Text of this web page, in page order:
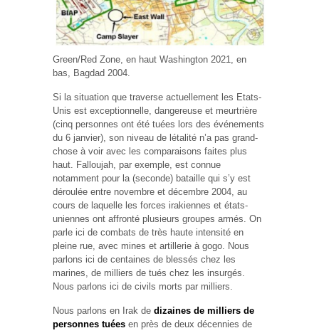
Green/Red Zone, en haut Washington 2021, en
bas, Bagdad 2004.
Si la situation que traverse actuellement les Etats-
Unis est exceptionnelle, dangereuse et meurtrière
(cinq personnes ont été tuées lors des événements
du 6 janvier), son niveau de létalité n’a pas grand-
chose à voir avec les comparaisons faites plus
haut. Falloujah, par exemple, est connue
notamment pour la (seconde) bataille qui s’y est
déroulée entre novembre et décembre 2004, au
cours de laquelle les forces irakiennes et états-
uniennes ont affronté plusieurs groupes armés. On
parle ici de combats de très haute intensité en
pleine rue, avec mines et artillerie à gogo. Nous
parlons ici de centaines de blessés chez les
marines, de milliers de tués chez les insurgés.
Nous parlons ici de civils morts par milliers.
Nous parlons en Irak de dizaines de milliers de
personnes tuées en près de deux décennies de